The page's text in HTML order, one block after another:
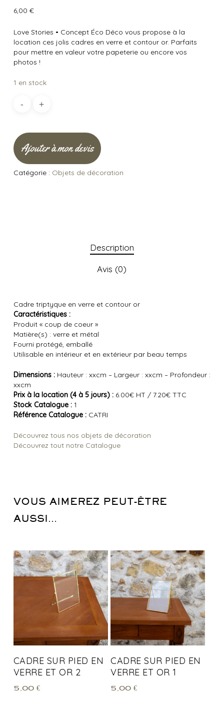
6,00 €
Love Stories • Concept Éco Déco vous propose à la
location ces jolis cadres en verre et contour or. Parfaits
pour mettre en valeur votre papeterie ou encore vos
photos !
1 en stock
Ajouter à mon devis
Catégorie : Objets de décoration
Description
Avis (0)
Cadre triptyque en verre et contour or
Caractéristiques :
Produit « coup de coeur »
Matière(s) : verre et métal
Fourni protégé, emballé
Utilisable en intérieur et en extérieur par beau temps
Dimensions :Hauteur : xxcm – Largeur : xxcm – Profondeur :
xxcm
Prix à la location (4 à 5 jours) :6.00€ HT / 7.20€ TTC
Stock Catalogue :1
Référence Catalogue :CATRI
Découvrez tous nos objets de décoration
Découvrez tout notre Catalogue
VOUS AIMEREZ PEUT-ÊTRE
AUSSI…
CADRE SUR PIED EN
VERRE ET OR 2
5,00 €
CADRE SUR PIED EN
VERRE ET OR 1
5,00€